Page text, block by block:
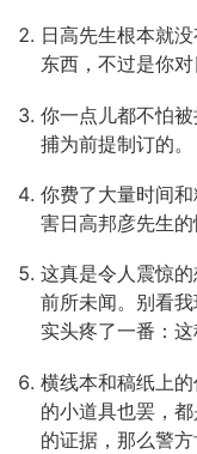
日高先生根本就
东西，不过是你对
你一点儿都不怕
捕为前提制订的。
你费了大量时间
害日高邦彦先生的
这真是令人震惊
前所未闻。别看
实头疼了一番：
横线本和稿纸上
的小道具也罢，
的证据，那么警